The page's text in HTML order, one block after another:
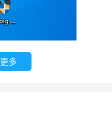
南部的墓地，从沙凡那
多